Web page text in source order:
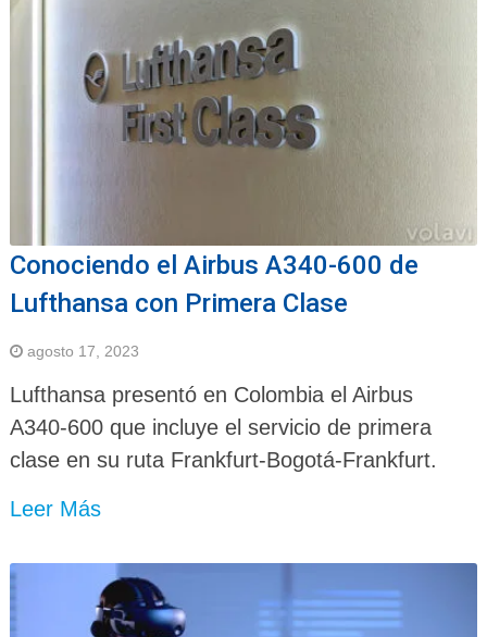
Conociendo el Airbus A340-600 de
Lufthansa con Primera Clase
agosto 17, 2023
Lufthansa presentó en Colombia el Airbus
A340-600 que incluye el servicio de primera
clase en su ruta Frankfurt-Bogotá-Frankfurt.
Leer Más